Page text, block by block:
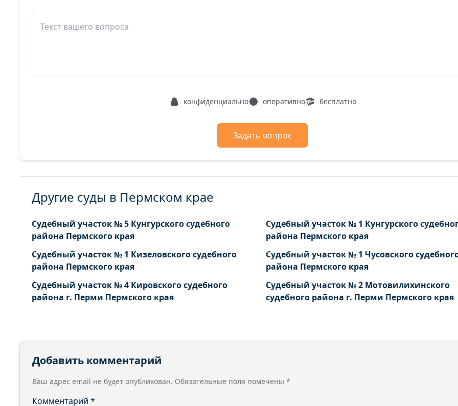
конфиденциально оперативно бесплатно
Задать вопрос
Другие суды в Пермском крае
Судебный участок № 5 Кунгурского судебного
района Пермского края
Судебный участок № 1 Кунгурского
района Пермского края
Судебный участок № 1 Кизеловского судебного
района Пермского края
Судебный участок № 1 Чусовского
района Пермского края
Судебный участок № 4 Кировского судебного
района г. Перми Пермского края
Судебный участок № 2 Мотовилихинского
судебного района г. Перми Пермского края
Добавить комментарий
Ваш адрес email не будет опубликован. Обязательные поля помечены *
Комментарий *